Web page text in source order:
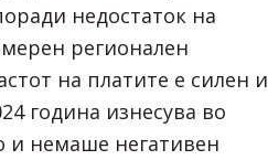
недостаток на
регионален
на платите е силен и
година изнесува во
и немаше негативен